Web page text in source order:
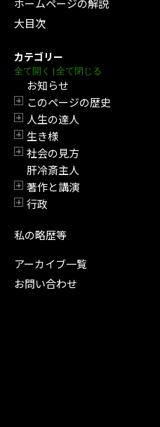
ホームページの解説
大目次
カテゴリー
全て開く | 全て閉じる
お知らせ
開閉
このページの歴史
開閉
人生の達人
開閉
生き様
開閉
社会の見方
肝冷斎主人
開閉
著作と講演
開閉
行政
私の略歴等
アーカイブ一覧
お問い合わせ